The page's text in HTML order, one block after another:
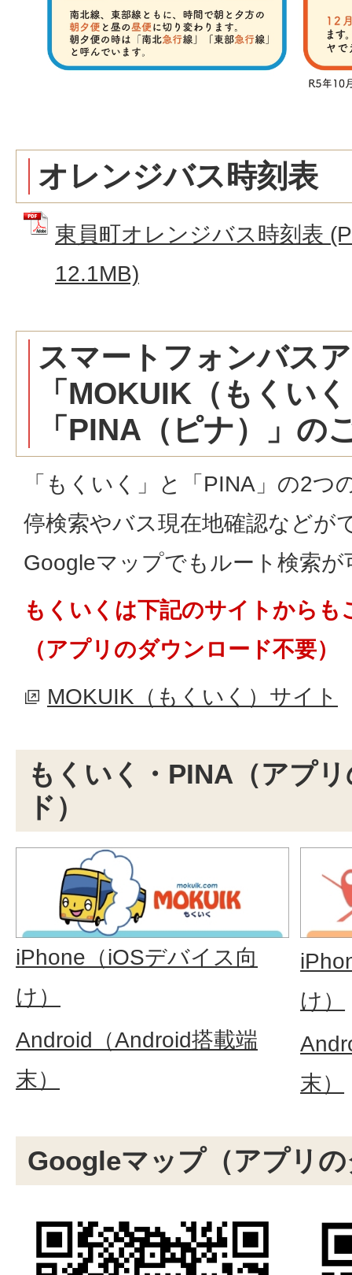
オレンジバス時刻表
東員町オレンジバス時刻表
12.1MB)
スマートフォンバス
「MOKUIK（もくい
「PINA（ピナ）」の
「もくいく」と「PINA」の2つ
停検索やバス現在地確認などが
Googleマップでもルート検索
もくいくは下記のサイトからも
（アプリのダウンロード不要）
MOKUIK（もくいく）サイト
もくいく・PINA（アプ
ド）
iPhone（iOSデバイス向
け）
Android（Android搭載端
末）
け）
末）
Googleマップ（アプリ